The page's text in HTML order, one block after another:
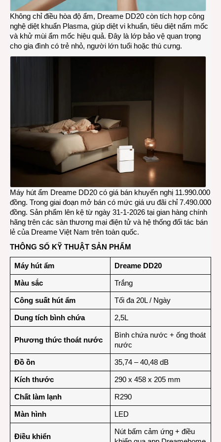
Không chỉ điều hòa độ ẩm, Dreame DD20 còn tích hợp công
nghệ diệt khuẩn Plasma, giúp diệt vi khuẩn, tiêu diệt nấm mốc
và khử mùi ẩm mốc hiệu quả. Đây là lớp bảo vệ quan trọng
cho gia đình có trẻ nhỏ, người lớn tuổi hoặc thú cưng.
Máy hút ẩm Dreame DD20 có giá bán khuyến nghị 11.990.000
đồng. Trong giai đoạn mở bán có mức giá ưu đãi chỉ 7.490.000
đồng. Sản phẩm lên kệ từ ngày 31-1-2026 tại gian hàng chính
hãng trên các sàn thương mại điện tử và hệ thống đối tác bán
lẻ của Dreame Việt Nam trên toàn quốc.
THÔNG SỐ KỸ THUẬT SẢN PHẨM
Máy hút ẩm Dreame DD20
Màu sắc Trắng
Công suất hút ẩm Tối đa 20L / Ngày
Dung tích bình chứa 2,5L
Phương thức thoát nước
Bình chứa nước + ống thoát
nước
Đồ ồn 35,74 – 40,48 dB
Kích thước 290 x 458 x 205 mm
Chất làm lạnh R290
Màn hình LED
Điều khiển
Nút bấm cảm ứng + điều